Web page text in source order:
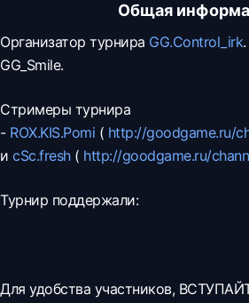
Общая
Организатор турнира GG.Control_irk
GG_Smile.
Стримеры турнира
- ROX.KIS.Pomi ( http://goodgame.ru/
и cSc.fresh( http://goodgame.ru/
Турнир поддержали:
Для удобства участников,